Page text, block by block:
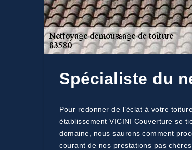
Spécialiste du
Pour redonner de l’éclat à votre
établissement VICINI Couverture se
domaine, nous saurons comment
courant de nos prestations pas